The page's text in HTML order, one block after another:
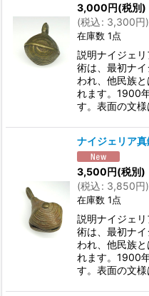
3,000円(税別)
(税込: 3,300円)
在庫数 1点
説明ナイジェ
術は、最初ナ
われ、他民族
れます。1900
す。表面の文
ナイジェリア
3,500 円(税別)
(税込: 3,850円)
在庫数 1点
説明ナイジェ
術は、最初ナ
われ、他民族
れます。1900
す。表面の文